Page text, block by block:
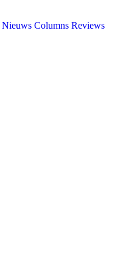
Nieuws Columns Reviews